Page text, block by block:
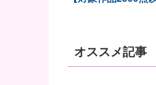
オススメ記事